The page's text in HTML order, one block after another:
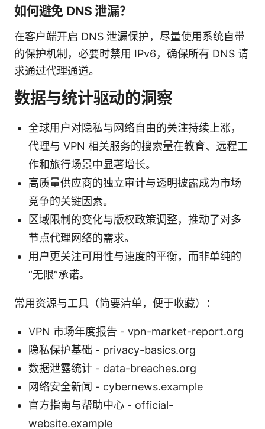
如何避免 DNS 泄漏？
在客户端开启 DNS 泄漏保护，尽量使用系统自带
的保护机制，必要时禁用 IPv6，确保所有 DNS 请
求通过代理通道。
数据与统计驱动的洞察
全球用户对隐私与网络自由的关注持续上涨，
代理与 VPN 相关服务的搜索量在教育、远程工
作和旅行场景中显著增长。
高质量供应商的独立审计与透明披露成为市场
竞争的关键因素。
区域限制的变化与版权政策调整，推动了对多
节点代理网络的需求。
用户更关注可用性与速度的平衡，而非单纯的
“无限”承诺。
常用资源与工具（简要清单，便于收藏）：
VPN 市场年度报告 - vpn-market-report.org
隐私保护基础 - privacy-basics.org
数据泄露统计 - data-breaches.org
网络安全新闻 - cybernews.example
官方指南与帮助中心 - official-
website.example